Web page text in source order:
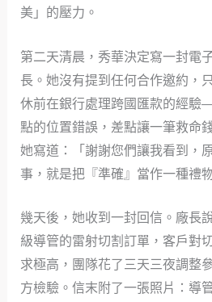
美」的壓力。
第二天清晨，秀華決定寫一封電
長。她沒有提到任何合作邀約，
休前在銀行處理跨國匯款的經
點的位置錯誤，差點讓一筆救命
她寫道：「謝謝您們讓我看到，
事，就是把『準確』當作一種禮
幾天後，她收到一封回信。廠長
級導管的雷射切割訂單，客戶對
求極高，團隊花了三天三夜調整
方檢驗。信末附了一張照片：導